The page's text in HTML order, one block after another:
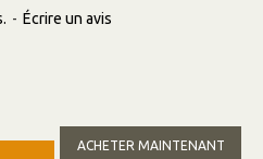
- Écrire un avis
ACHETER MAINTENANT